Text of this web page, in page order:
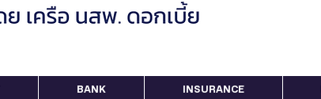
BANK INSURANCE